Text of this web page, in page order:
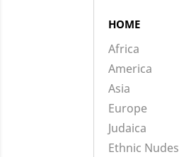
HOME
Africa
America
Asia
Europe
Judaica
Ethnic Nudes